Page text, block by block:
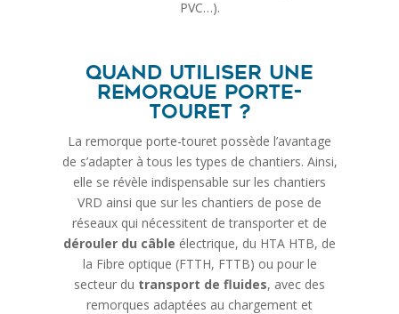
PVC…).
Quand utiliser une
remorque porte-
touret ?
La remorque porte-touret possède l’avantage
de s’adapter à tous les types de chantiers. Ainsi,
elle se révèle indispensable sur les chantiers
VRD ainsi que sur les chantiers de pose de
réseaux qui nécessitent de transporter et de
dérouler du câble électrique, du HTA HTB, de
la Fibre optique (FTTH, FTTB) ou pour le
secteur du transport de fluides, avec des
remorques adaptées au chargement et